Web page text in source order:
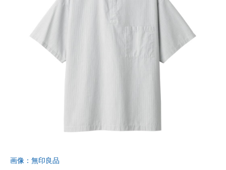
画像：無印良品